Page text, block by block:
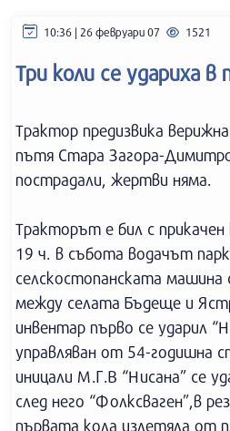
10:36 | 26 февруари 07 1521
Три коли се удариха
Трактор предизвика
пътя Стара Загора-
пострадали, жертви няма.
Тракторът е бил с
19 ч. в събота водачът
селскостопанската машина
между селата Бъдеще и
инвентар първо се ударил
управляван от 54-годишна
иницали М.Г.В “Нисана” се
след него “Фолксваген”,в
първата кола излетяла от